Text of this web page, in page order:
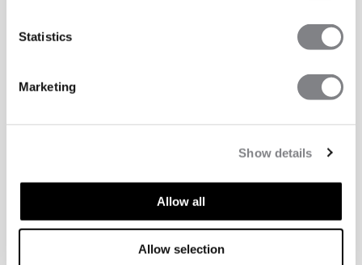
Statistics
Marketing
Show details
Allow all
Allow selection
ASPECTS TECHNIQUES